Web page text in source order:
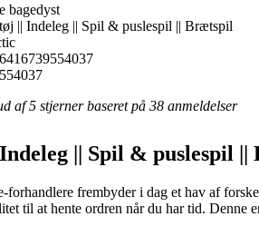
bagedyst
|| Indeleg || Spil & puslespil || Brætspil
6416739554037
af 5 stjerner baseret på 38 anmeldelser
|| Spil & puslespil
forhandlere frembyder i dag et hav af
til at hente ordren når du har tid. Denne